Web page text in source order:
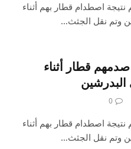
نتيجة اصطدام قطار بهم أثناء
وتم نقل الجثث…
أبنائه صدمهم قطار أثناء
0
نتيجة اصطدام قطار بهم أثناء
وتم نقل الجثث…